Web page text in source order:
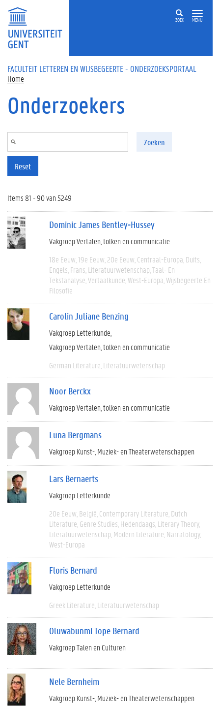
Overslaan en naar de inhoud gaan
ZOEK MENU
FACULTEIT LETTEREN EN WIJSBEGEERTE - ONDERZOEKSPORTAAL
Home
Onderzoekers
Zoeken
Reset
Items 81 - 90 van 5249
Dominic James Bentley-Hussey
Vakgroep Vertalen, tolken en communicatie
18e Eeuw 19e Eeuw 20e Eeuw Centraal-Europa Duits
Engels Frans Literatuurwetenschap Taal- En
Tekstanalyse Vertaalkunde West-Europa Wijsbegeerte En
Filosofie
Carolin Juliane Benzing
Vakgroep Letterkunde
Vakgroep Vertalen, tolken en communicatie
German Literature Literatuurwetenschap
Noor Berckx
Vakgroep Vertalen, tolken en communicatie
Luna Bergmans
Vakgroep Kunst-, Muziek- en Theaterwetenschappen
Lars Bernaerts
Vakgroep Letterkunde
20e Eeuw België Contemporary Literature Dutch
Literature Genre Studies Hedendaags Literary Theory
Literatuurwetenschap Modern Literature Narratology
West-Europa
Floris Bernard
Vakgroep Letterkunde
Greek Literature Literatuurwetenschap
Oluwabunmi Tope Bernard
Vakgroep Talen en Culturen
Nele Bernheim
Vakgroep Kunst-, Muziek- en Theaterwetenschappen